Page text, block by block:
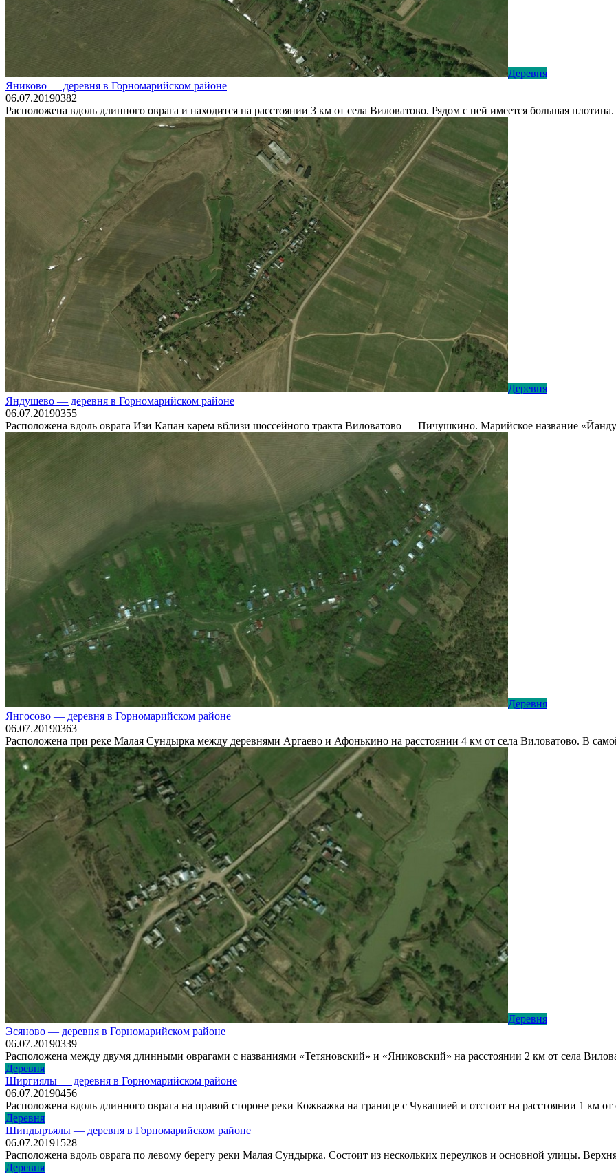
Деревня
Яниково — деревня в Горномарийском районе
06.07.20190382
Расположена вдоль длинного оврага и находится на расстоянии 3 км от села Виловатово. Рядом с ней имеется большая
Деревня
Яндушево — деревня в Горномарийском районе
06.07.20190355
Расположена вдоль оврага Изи Капан карем вблизи шоссейного тракта Виловатово — Пичушкино. Марийское название
Деревня
Янгосово — деревня в Горномарийском районе
06.07.20190363
Расположена при реке Малая Сундырка между деревнями Аргаево и Афонькино на расстоянии 4 км от села Виловатово. В
Деревня
Эсяново — деревня в Горномарийском районе
06.07.20190339
Расположена между двумя длинными оврагами с названиями «Тетяновский» и «Яниковский» на расстоянии 2 км от села
Деревня
Ширгиялы — деревня в Горномарийском районе
06.07.20190456
Расположена вдоль длинного оврага на правой стороне реки Кожважка на границе с Чувашией и отстоит на расстоянии 1 км
Деревня
Шиндыръялы — деревня в Горномарийском районе
06.07.20191 528
Расположена вдоль оврага по левому берегу реки Малая Сундырка. Состоит из нескольких переулков и основной улицы.
Деревня